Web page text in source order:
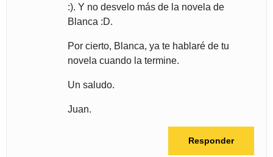
:). Y no desvelo más de la novela de
Blanca :D.
Por cierto, Blanca, ya te hablaré de tu
novela cuando la termine.
Un saludo.
Juan.
Responder